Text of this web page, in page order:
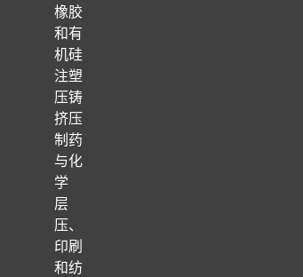
橡胶
和有
机硅
注塑
压铸
挤压
制药
与化
学
层
压、
印刷
和纺